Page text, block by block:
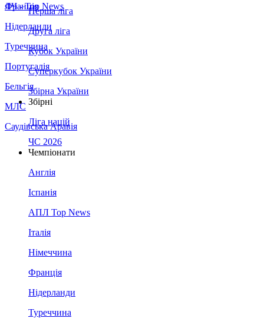
Франція
Нідерланди
Туреччина
Португалія
Бельгія
МЛС
Саудівська Аравія
ЛЧ - Top News
Перша ліга
Друга ліга
Кубок України
Суперкубок України
Збірна України
Збірні
Ліга націй
ЧС 2026
Чемпіонати
Англія
Іспанія
АПЛ Top News
Італія
Німеччина
Франція
Нідерланди
Туреччина